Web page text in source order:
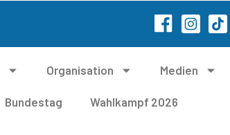
Organisation Medien
Bundestag Wahlkampf 2026